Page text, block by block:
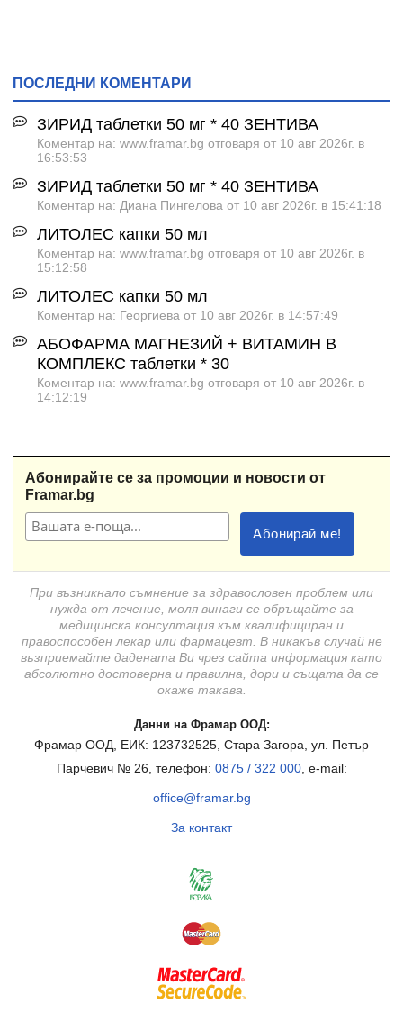
ПОСЛЕДНИ КОМЕНТАРИ
ЗИРИД таблетки 50 мг * 40 ЗЕНТИВА
Коментар на: www.framar.bg отговаря от 10 авг 2026г. в
16:53:53
ЗИРИД таблетки 50 мг * 40 ЗЕНТИВА
Коментар на: Диана Пингелова от 10 авг 2026г. в 15:41:18
ЛИТОЛЕС капки 50 мл
Коментар на: www.framar.bg отговаря от 10 авг 2026г. в
15:12:58
ЛИТОЛЕС капки 50 мл
Коментар на: Георгиева от 10 авг 2026г. в 14:57:49
АБОФАРМА МАГНЕЗИЙ + ВИТАМИН B
КОМПЛЕКС таблетки * 30
Коментар на: www.framar.bg отговаря от 10 авг 2026г. в
14:12:19
Абонирайте се за промоции и новости от
Framar.bg
При възникнало съмнение за здравословен проблем или
нужда от лечение, моля винаги се обръщайте за
медицинска консултация към квалифициран и
правоспособен лекар или фармацевт. В никакъв случай не
възприемайте дадената Ви чрез сайта информация като
абсолютно достоверна и правилна, дори и същата да се
окаже такава.
Данни на Фрамар ООД:
Фрамар ООД, ЕИК: 123732525, Стара Загора, ул. Петър
Парчевич № 26, телефон: 0875 / 322 000, e-mail:
office@framar.bg
За контакт